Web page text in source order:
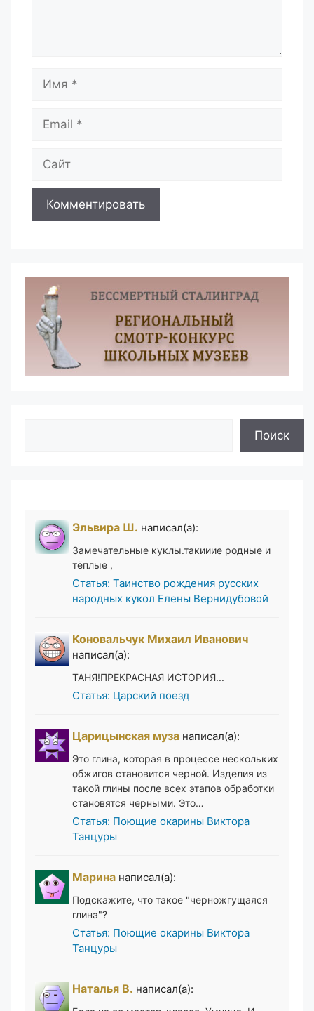
Поиск
Эльвира Ш. написал(а):
Замечательные куклы.такииие родные и
тёплые ,
Статья: Таинство рождения русских
народных кукол Елены Вернидубовой
Коновальчук Михаил Иванович
написал(а):
ТАНЯ!ПРЕКРАСНАЯ ИСТОРИЯ...
Статья: Царский поезд
Царицынская муза написал(а):
Это глина, которая в процессе нескольких
обжигов становится черной. Изделия из
такой глины после всех этапов обработки
становятся черными. Это…
Статья: Поющие окарины Виктора
Танцуры
Марина написал(а):
Подскажите, что такое "черножгущаяся
глина"?
Статья: Поющие окарины Виктора
Танцуры
Наталья В. написал(а):